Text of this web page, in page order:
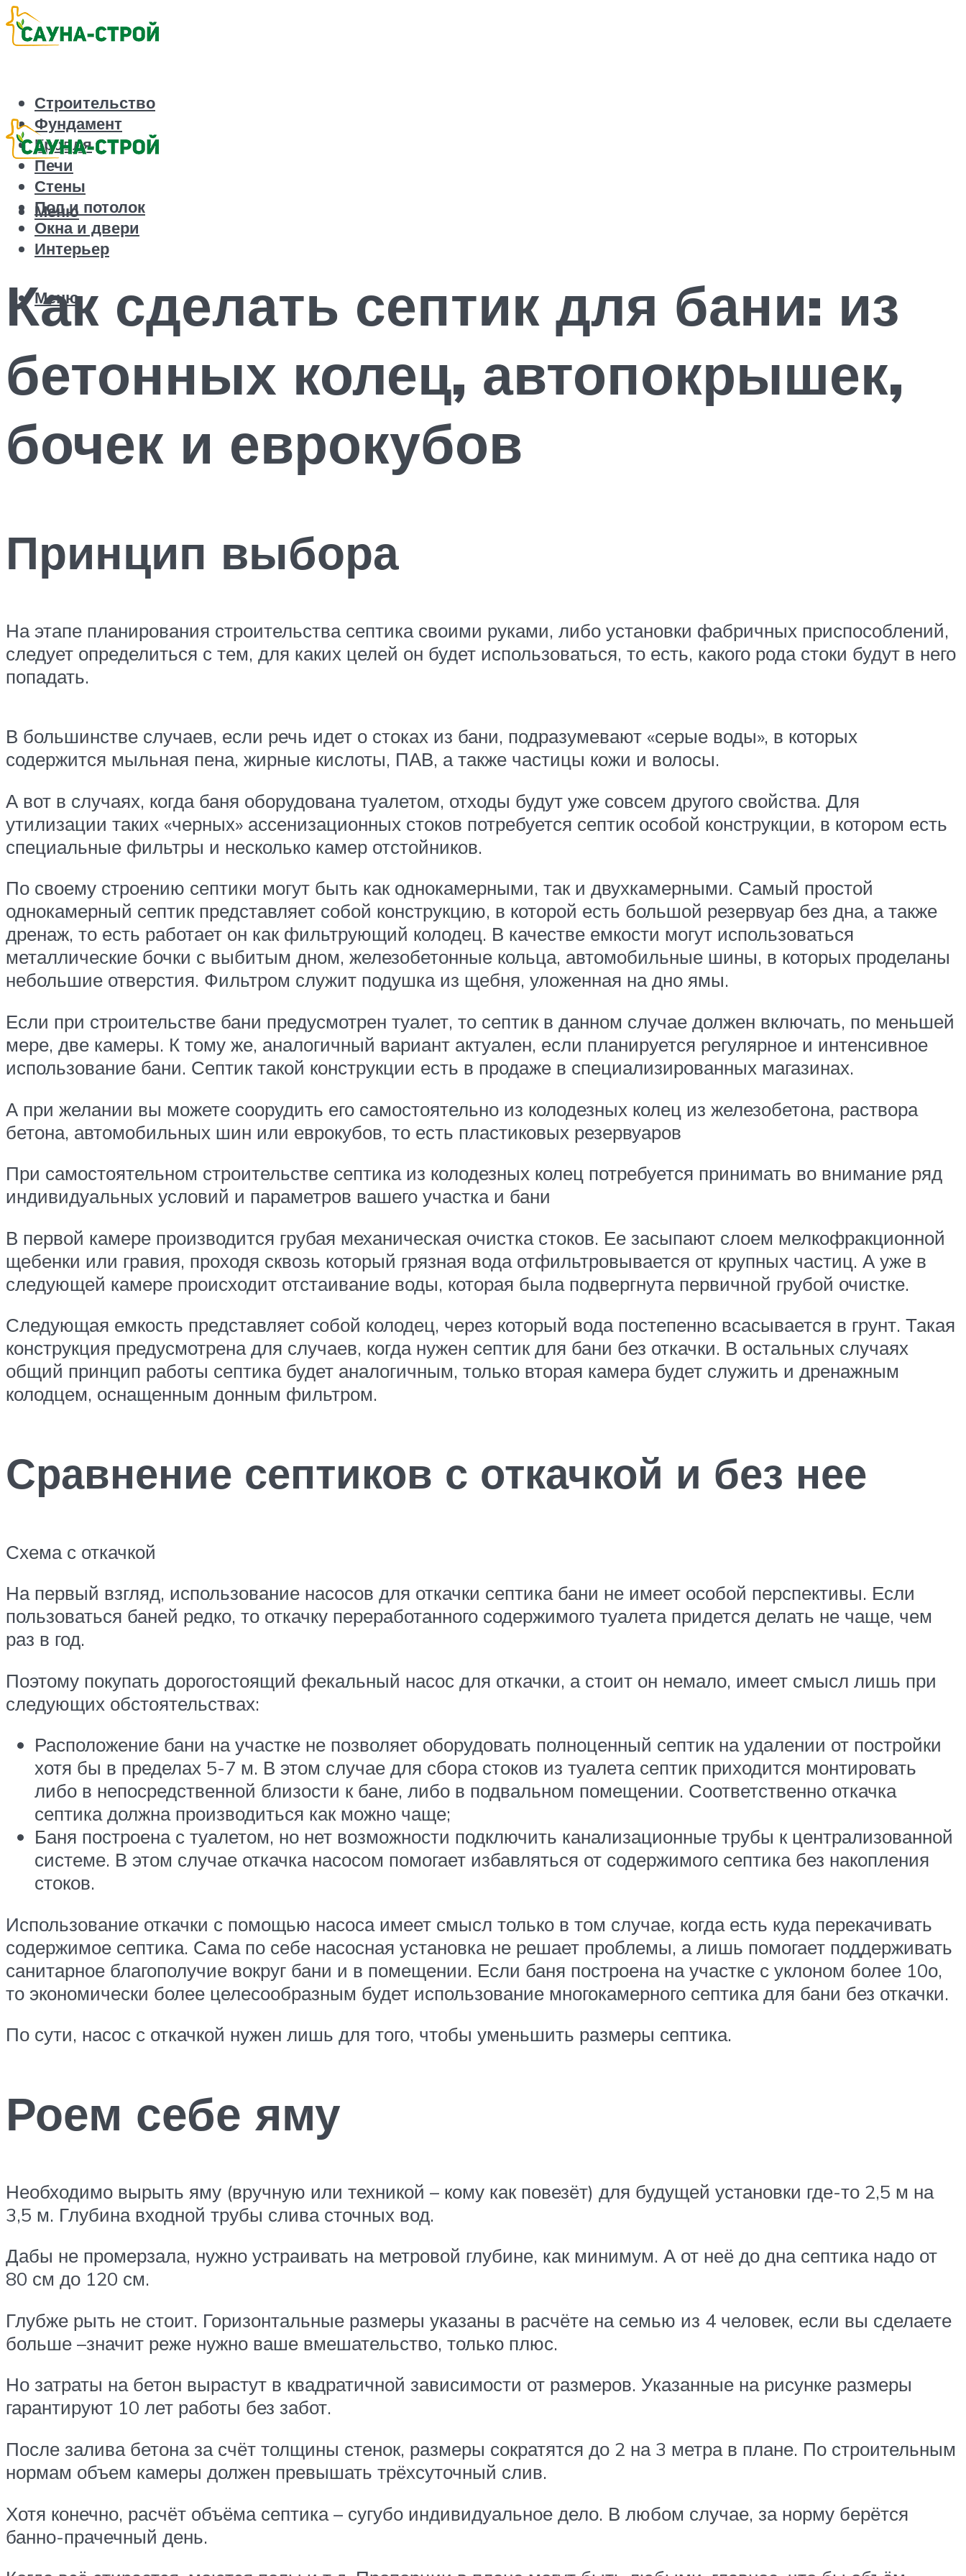
Строительство
Фундамент
Кровля
Печи
Стены
Пол и потолок
Окна и двери
Интерьер
Меню
Меню
Как сделать септик для бани: из
бетонных колец, автопокрышек,
бочек и еврокубов
Принцип выбора
На этапе планирования строительства септика своими руками, либо установки фабричных приспособлений,
следует определиться с тем, для каких целей он будет использоваться, то есть, какого рода стоки будут в него
попадать.
В большинстве случаев, если речь идет о стоках из бани, подразумевают «серые воды», в которых
содержится мыльная пена, жирные кислоты, ПАВ, а также частицы кожи и волосы.
А вот в случаях, когда баня оборудована туалетом, отходы будут уже совсем другого свойства. Для
утилизации таких «черных» ассенизационных стоков потребуется септик особой конструкции, в котором есть
специальные фильтры и несколько камер отстойников.
По своему строению септики могут быть как однокамерными, так и двухкамерными. Самый простой
однокамерный септик представляет собой конструкцию, в которой есть большой резервуар без дна, а также
дренаж, то есть работает он как фильтрующий колодец. В качестве емкости могут использоваться
металлические бочки с выбитым дном, железобетонные кольца, автомобильные шины, в которых проделаны
небольшие отверстия. Фильтром служит подушка из щебня, уложенная на дно ямы.
Если при строительстве бани предусмотрен туалет, то септик в данном случае должен включать, по меньшей
мере, две камеры. К тому же, аналогичный вариант актуален, если планируется регулярное и интенсивное
использование бани. Септик такой конструкции есть в продаже в специализированных магазинах.
А при желании вы можете соорудить его самостоятельно из колодезных колец из железобетона, раствора
бетона, автомобильных шин или еврокубов, то есть пластиковых резервуаров
При самостоятельном строительстве септика из колодезных колец потребуется принимать во внимание ряд
индивидуальных условий и параметров вашего участка и бани
В первой камере производится грубая механическая очистка стоков. Ее засыпают слоем мелкофракционной
щебенки или гравия, проходя сквозь который грязная вода отфильтровывается от крупных частиц. А уже в
следующей камере происходит отстаивание воды, которая была подвергнута первичной грубой очистке.
Следующая емкость представляет собой колодец, через который вода постепенно всасывается в грунт. Такая
конструкция предусмотрена для случаев, когда нужен септик для бани без откачки. В остальных случаях
общий принцип работы септика будет аналогичным, только вторая камера будет служить и дренажным
колодцем, оснащенным донным фильтром.
Сравнение септиков с откачкой и без нее
Схема с откачкой
На первый взгляд, использование насосов для откачки септика бани не имеет особой перспективы. Если
пользоваться баней редко, то откачку переработанного содержимого туалета придется делать не чаще, чем
раз в год.
Поэтому покупать дорогостоящий фекальный насос для откачки, а стоит он немало, имеет смысл лишь при
следующих обстоятельствах:
Расположение бани на участке не позволяет оборудовать полноценный септик на удалении от постройки
хотя бы в пределах 5-7 м. В этом случае для сбора стоков из туалета септик приходится монтировать
либо в непосредственной близости к бане, либо в подвальном помещении. Соответственно откачка
септика должна производиться как можно чаще;
Баня построена с туалетом, но нет возможности подключить канализационные трубы к централизованной
системе. В этом случае откачка насосом помогает избавляться от содержимого септика без накопления
стоков.
Использование откачки с помощью насоса имеет смысл только в том случае, когда есть куда перекачивать
содержимое септика. Сама по себе насосная установка не решает проблемы, а лишь помогает поддерживать
санитарное благополучие вокруг бани и в помещении. Если баня построена на участке с уклоном более 10о,
то экономически более целесообразным будет использование многокамерного септика для бани без откачки.
По сути, насос с откачкой нужен лишь для того, чтобы уменьшить размеры септика.
Роем себе яму
Необходимо вырыть яму (вручную или техникой – кому как повезёт) для будущей установки где-то 2,5 м на
3,5 м. Глубина входной трубы слива сточных вод.
Дабы не промерзала, нужно устраивать на метровой глубине, как минимум. А от неё до дна септика надо от
80 см до 120 см.
Глубже рыть не стоит. Горизонтальные размеры указаны в расчёте на семью из 4 человек, если вы сделаете
больше –значит реже нужно ваше вмешательство, только плюс.
Но затраты на бетон вырастут в квадратичной зависимости от размеров. Указанные на рисунке размеры
гарантируют 10 лет работы без забот.
После залива бетона за счёт толщины стенок, размеры сократятся до 2 на 3 метра в плане. По строительным
нормам объем камеры должен превышать трёхсуточный слив.
Хотя конечно, расчёт объёма септика – сугубо индивидуальное дело. В любом случае, за норму берётся
банно-прачечный день.